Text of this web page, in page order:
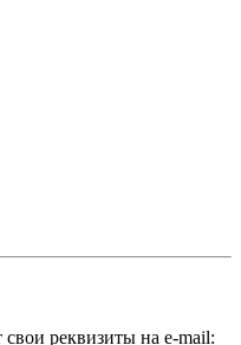
реквизиты на e-mail: